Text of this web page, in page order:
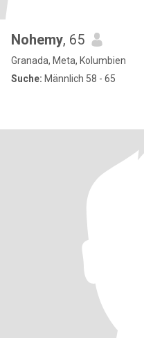
Nohemy, 65
Granada, Meta, Kolumbien
Suche: Männlich 58 - 65